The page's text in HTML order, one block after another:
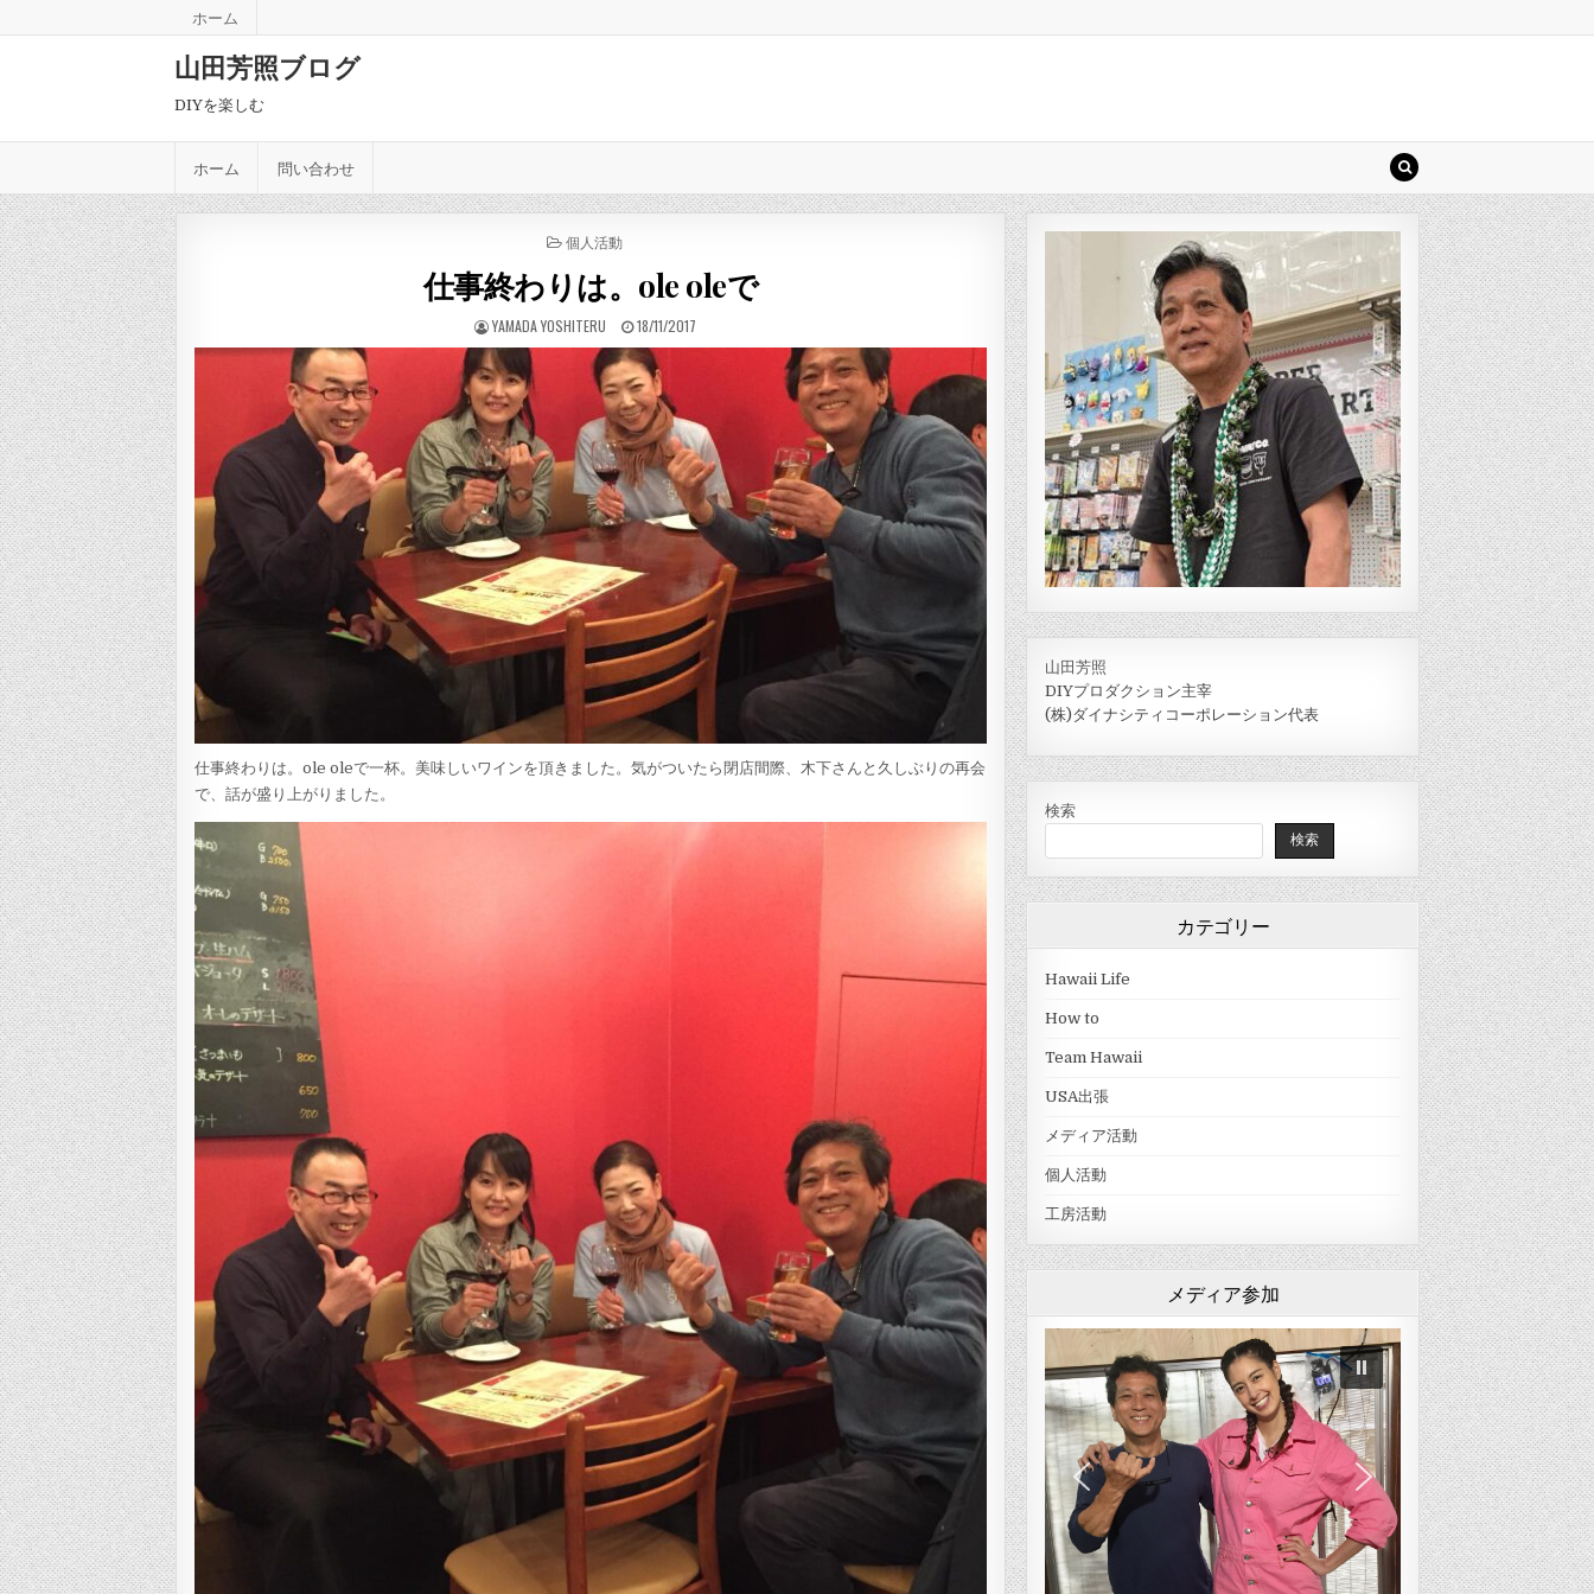
ホーム
山田芳照ブログ
DIYを楽しむ
ホーム 問い合わせ
POSTED IN
個人活動
仕事終わりは。ole oleで
AUTHOR:
YAMADA YOSHITERU PUBLISHED DATE:
18/11/2017
仕事終わりは。ole oleで一杯。美味しいワインを頂きました。気がついたら閉店間際、木下さんと久しぶりの再会
で、話が盛り上がりました。
山田芳照
DIYプロダクション主宰
(株)ダイナシティコーポレーション代表
検索
検索
カテゴリー
Hawaii Life
How to
Team Hawaii
USA出張
メディア活動
個人活動
工房活動
メディア参加